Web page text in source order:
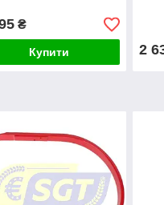
₴
Купити 2